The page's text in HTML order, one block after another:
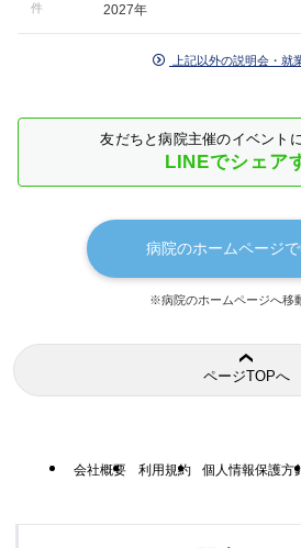
件
2027年
上記以外の説明会・就
友だちと病院主催のイベント
LINEでシェア
病院のホームページ
※病院のホームページへ移
ページTOPへ